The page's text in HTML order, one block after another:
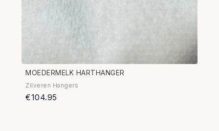
MOEDERMELK HARTHANGER
Zilveren Hangers
€104.95